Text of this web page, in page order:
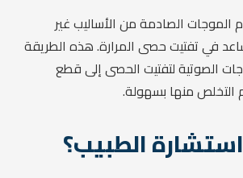
الموجات الصادمة من الأساليب غير
في تفتيت حصى المرارة. هذه الطريقة
الصوتية لتفتيت الحصى إلى قطع
منها بسهولة.
الطبيب؟